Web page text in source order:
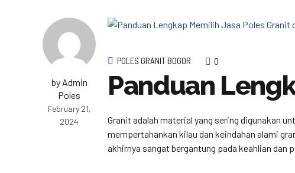
by Admin
Poles
February 21,
2024
POLES GRANIT BOGOR 0
Panduan
Granit adalah material yang sering digunakan
mempertahankan kilau dan keindahan alami
akhirnya sangat bergantung pada keahlian dan